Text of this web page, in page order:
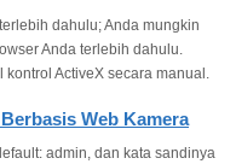
dahulu; Anda mungkin
Anda terlebih dahulu.
ActiveX secara manual.
Web Kamera
admin, dan kata sandinya